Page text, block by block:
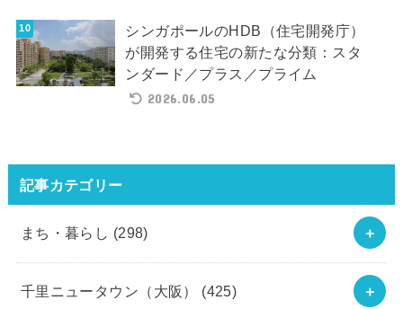
シンガポールのHDB（住宅開発庁）
が開発する住宅の新たな分類：スタ
ンダード／プラス／プライム
2026.06.05
記事カテゴリー
まち・暮らし (298)
千里ニュータウン（大阪） (425)